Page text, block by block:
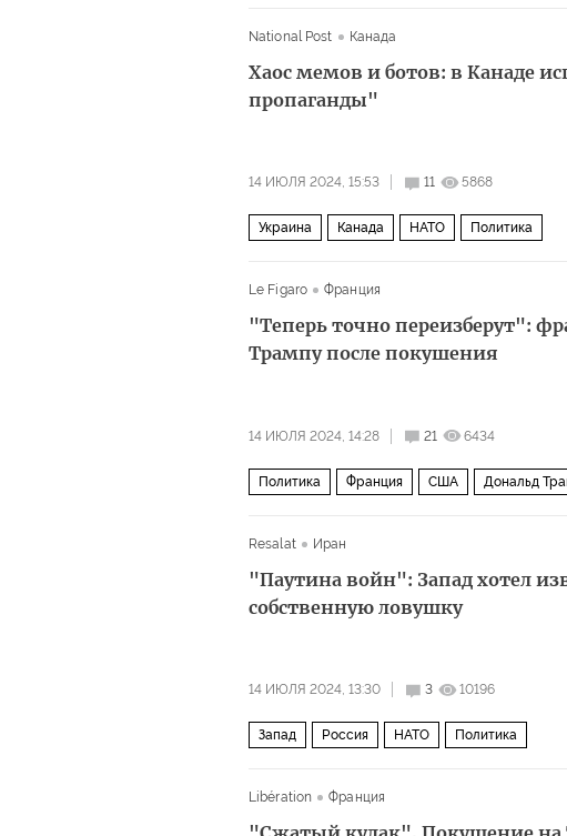
National Post Канада
Хаос мемов и ботов: в Канаде
пропаганды"
14 ИЮЛЯ 2024, 15:53 11 5868
Украина Канада НАТО Политика
Le Figaro Франция
"Теперь точно переизберут":
Трампу после покушения
14 ИЮЛЯ 2024, 14:28 21 6434
Политика Франция США Дональд
Resalat Иран
"Паутина войн": Запад хотел
собственную ловушку
14 ИЮЛЯ 2024, 13:30 3 10196
Запад Россия НАТО Политика
Libération Франция